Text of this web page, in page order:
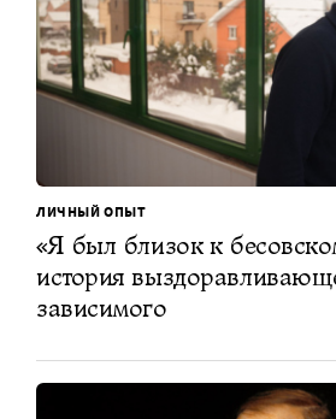
ЛИЧНЫЙ ОПЫТ
«Я был близок к
история
зависимого